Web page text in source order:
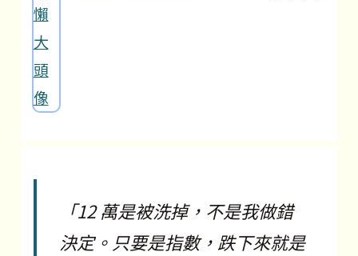
「12 萬是被洗掉，不是我做錯
決定。只要是指數，跌下來就是